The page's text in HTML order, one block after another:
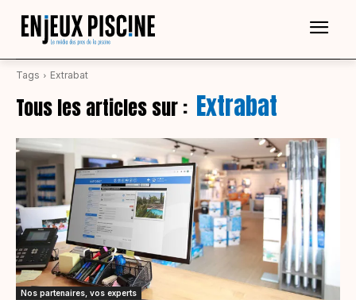
Tags Extrabat
Tous les articles sur : Extrabat
Nos partenaires, vos experts